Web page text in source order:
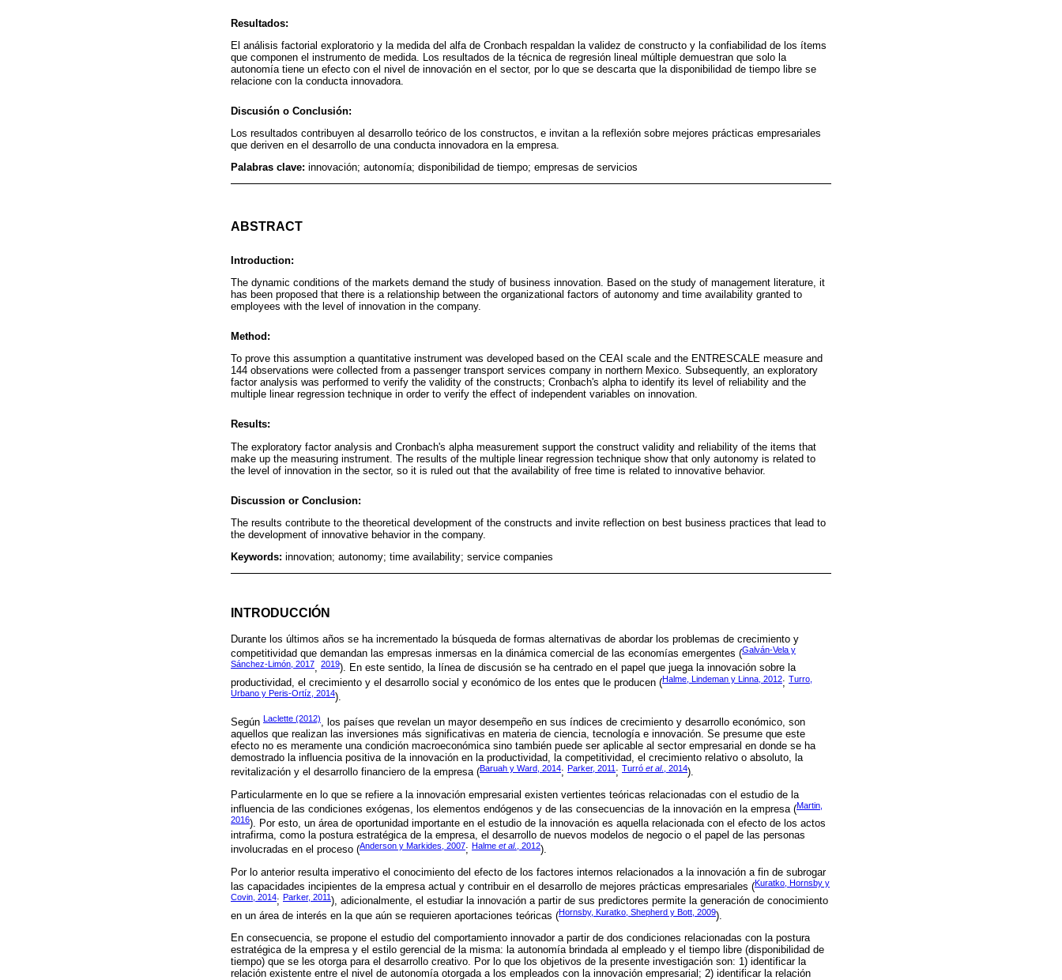
Resultados:
El análisis factorial exploratorio y la medida del alfa de Cronbach respaldan la validez de constructo y la confiabilidad de los ítems
que componen el instrumento de medida. Los resultados de la técnica de regresión lineal múltiple demuestran que solo la
autonomía tiene un efecto con el nivel de innovación en el sector, por lo que se descarta que la disponibilidad de tiempo libre se
relacione con la conducta innovadora.
Discusión o Conclusión:
Los resultados contribuyen al desarrollo teórico de los constructos, e invitan a la reflexión sobre mejores prácticas empresariales
que deriven en el desarrollo de una conducta innovadora en la empresa.
Palabras clave: innovación; autonomía; disponibilidad de tiempo; empresas de servicios
ABSTRACT
Introduction:
The dynamic conditions of the markets demand the study of business innovation. Based on the study of management literature, it
has been proposed that there is a relationship between the organizational factors of autonomy and time availability granted to
employees with the level of innovation in the company.
Method:
To prove this assumption a quantitative instrument was developed based on the CEAI scale and the ENTRESCALE measure and
144 observations were collected from a passenger transport services company in northern Mexico. Subsequently, an exploratory
factor analysis was performed to verify the validity of the constructs; Cronbach's alpha to identify its level of reliability and the
multiple linear regression technique in order to verify the effect of independent variables on innovation.
Results:
The exploratory factor analysis and Cronbach's alpha measurement support the construct validity and reliability of the items that
make up the measuring instrument. The results of the multiple linear regression technique show that only autonomy is related to
the level of innovation in the sector, so it is ruled out that the availability of free time is related to innovative behavior.
Discussion or Conclusion:
The results contribute to the theoretical development of the constructs and invite reflection on best business practices that lead to
the development of innovative behavior in the company.
Keywords: innovation; autonomy; time availability; service companies
INTRODUCCIÓN
Durante los últimos años se ha incrementado la búsqueda de formas alternativas de abordar los problemas de crecimiento y
competitividad que demandan las empresas inmersas en la dinámica comercial de las economías emergentes (Galván-Vela y
Sánchez-Limón, 2017, 2019). En este sentido, la línea de discusión se ha centrado en el papel que juega la innovación sobre la
productividad, el crecimiento y el desarrollo social y económico de los entes que le producen (Halme, Lindeman y Linna, 2012; Turro,
Urbano y Peris-Ortíz, 2014).
Según Laclette (2012)
, los países que revelan un mayor desempeño en sus índices de crecimiento y desarrollo económico, son
aquellos que realizan las inversiones más significativas en materia de ciencia, tecnología e innovación. Se presume que este
efecto no es meramente una condición macroeconómica sino también puede ser aplicable al sector empresarial en donde se ha
demostrado la influencia positiva de la innovación en la productividad, la competitividad, el crecimiento relativo o absoluto, la
revitalización y el desarrollo financiero de la empresa (Baruah y Ward, 2014; Parker, 2011 ; Turró et al., 2014).
Particularmente en lo que se refiere a la innovación empresarial existen vertientes teóricas relacionadas con el estudio de la
influencia de las condiciones exógenas, los elementos endógenos y de las consecuencias de la innovación en la empresa (Martin,
2016). Por esto, un área de oportunidad importante en el estudio de la innovación es aquella relacionada con el efecto de los actos
intrafirma, como la postura estratégica de la empresa, el desarrollo de nuevos modelos de negocio o el papel de las personas
involucradas en el proceso (Anderson y Markides, 2007; Halme et al., 2012).
Por lo anterior resulta imperativo el conocimiento del efecto de los factores internos relacionados a la innovación a fin de subrogar
las capacidades incipientes de la empresa actual y contribuir en el desarrollo de mejores prácticas empresariales (Kuratko, Hornsby y
Covin, 2014; Parker, 2011 ), adicionalmente, el estudiar la innovación a partir de sus predictores permite la generación de conocimiento
en un área de interés en la que aún se requieren aportaciones teóricas (Hornsby, Kuratko, Shepherd y Bott, 2009).
En consecuencia, se propone el estudio del comportamiento innovador a partir de dos condiciones relacionadas con la postura
estratégica de la empresa y el estilo gerencial de la misma: la autonomía brindada al empleado y el tiempo libre (disponibilidad de
tiempo) que se les otorga para el desarrollo creativo. Por lo que los objetivos de la presente investigación son: 1) identificar la
relación existente entre el nivel de autonomía otorgada a los empleados con la innovación empresarial; 2) identificar la relación